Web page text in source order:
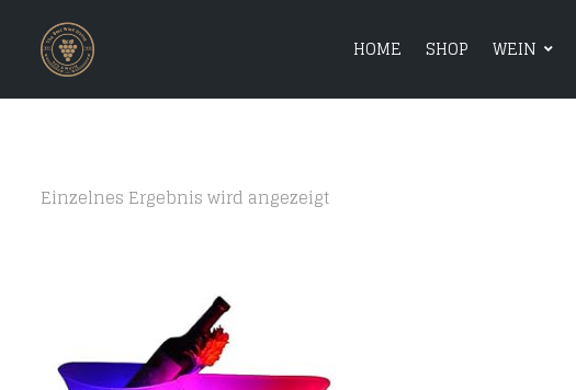
HOME SHOP WEIN
Einzelnes Ergebnis wird angezeigt